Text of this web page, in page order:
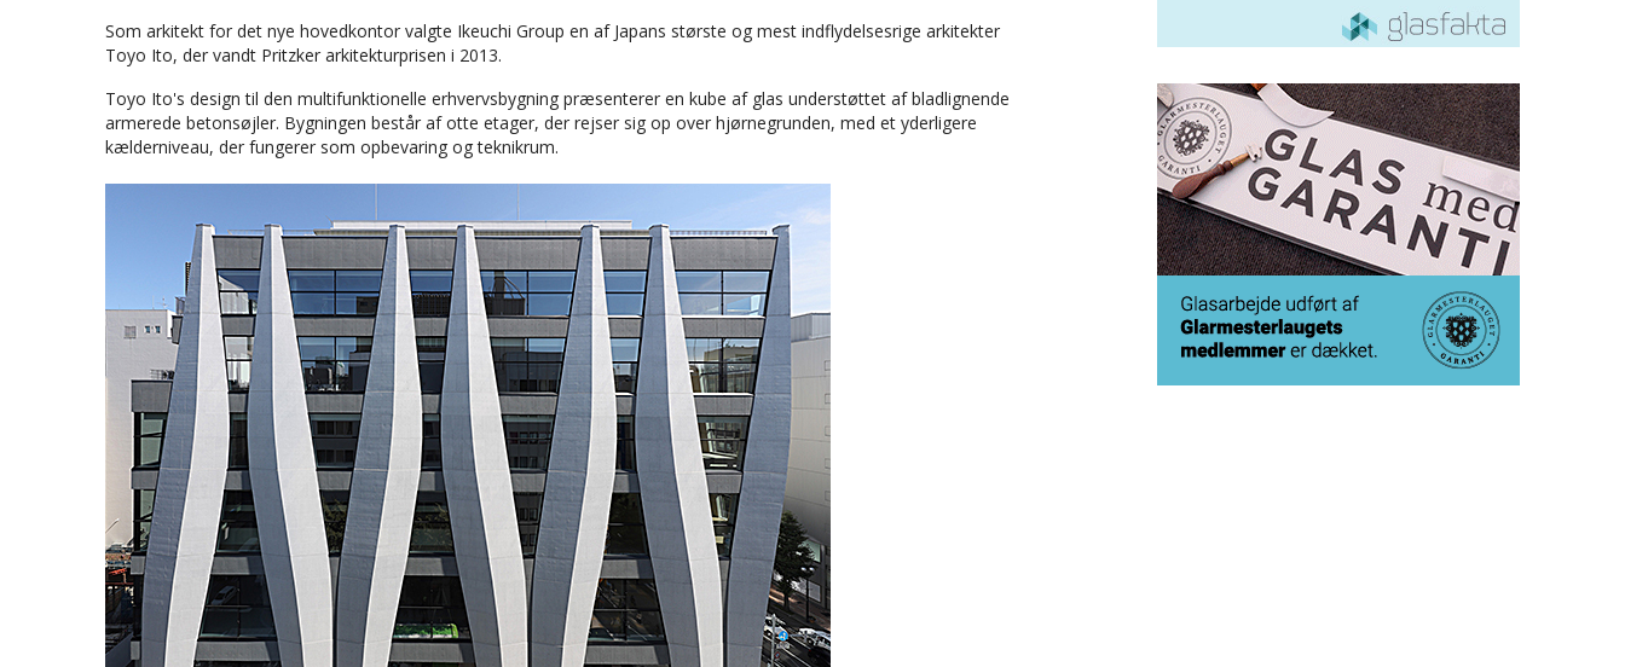
Som arkitekt for det nye hovedkontor valgte Ikeuchi Group en af Japans største og mest indflydelsesrige arkitekter
Toyo Ito, der vandt Pritzker arkitekturprisen i 2013.
Toyo Ito's design til den multifunktionelle erhvervsbygning præsenterer en kube af glas understøttet af bladlignende
armerede betonsøjler. Bygningen består af otte etager, der rejser sig op over hjørnegrunden, med et yderligere
kælderniveau, der fungerer som opbevaring og teknikrum.